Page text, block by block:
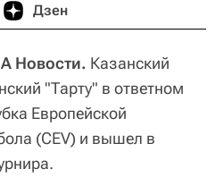
Дзен
Новости. Казанский
"Тарту" в ответном
Европейской
(CEV) и вышел в